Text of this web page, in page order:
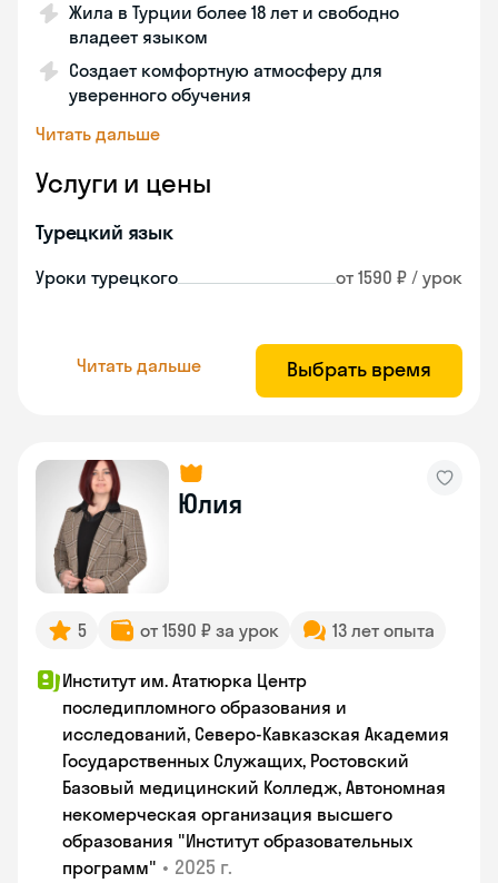
Жила в Турции более 18 лет и свободно
владеет языком
Создает комфортную атмосферу для
уверенного обучения
Читать дальше
Услуги и цены
Турецкий язык
Уроки турецкого от 1590 ₽ / урок
Читать дальше Выбрать время
Юлия
5 от 1590 ₽ за урок 13 лет опыта
Институт им. Ататюрка Центр
последипломного образования и
исследований, Северо-Кавказская Академия
Государственных Служащих, Ростовский
Базовый медицинский Колледж, Автономная
некомерческая организация высшего
образования "Институт образовательных
программ" • 2025 г.